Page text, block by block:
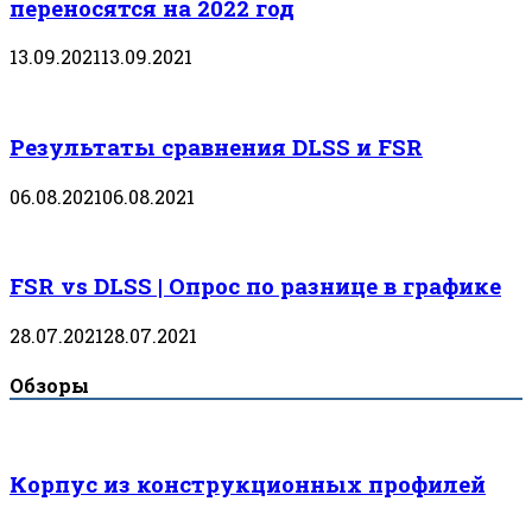
переносятся на 2022 год
13.09.202113.09.2021
Результаты сравнения DLSS и FSR
06.08.202106.08.2021
FSR vs DLSS | Опрос по разнице в графике
28.07.202128.07.2021
Обзоры
Корпус из конструкционных профилей